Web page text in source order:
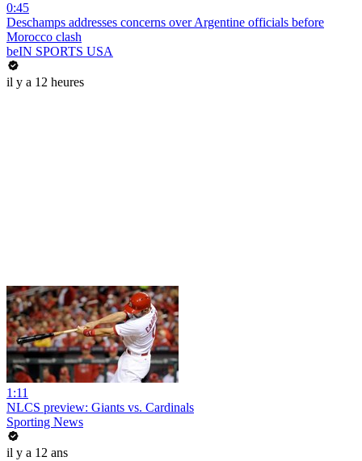
0:45
Deschamps addresses concerns over Argentine officials before
Morocco clash
beIN SPORTS USA
il y a 12 heures
1:11
NLCS preview: Giants vs. Cardinals
Sporting News
il y a 12 ans